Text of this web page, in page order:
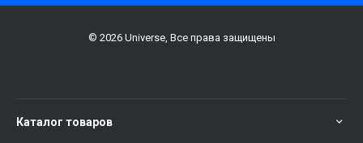
© 2026 Universe, Все права защищены
Каталог товаров